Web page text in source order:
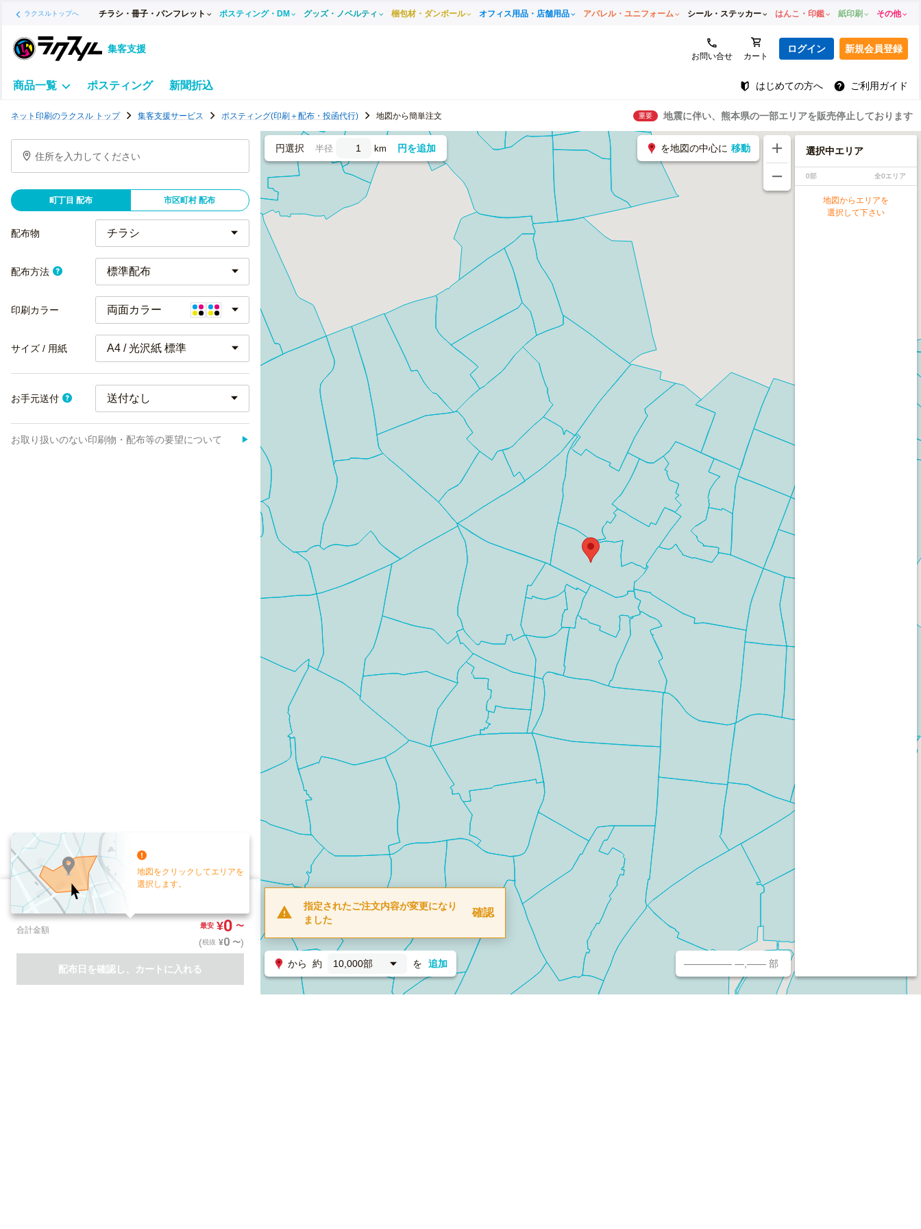
ラクスルトップへ チラシ・冊子・パンフレット ポスティング・DM グッズ・ノベルティ 梱包材・ダンボール オフィス用品・店舗用品 アパレル・ユニフォーム シール・ステッカー はんこ・印鑑 紙印刷 その他
集客支援
お問い合せ カート
ログイン 新規会員登録
商品一覧 ポスティング 新聞折込 はじめての方へ ご利用ガイド
テ
グ
ラ
ネット印刷のラクスル トップ 集客支援サービス ポスティング(印刷＋配布・投函代行) 地図から簡単注文 重要 地震に伴い、熊本県の一部エリアを販売停止しております
住所を入力してください
町丁目 配布 市区町村 配布
配布物
配布方法 標準配布
印刷カラー 両面カラー
サイズ / 用紙 A4 / 光沢紙 標準
お手元送付
お取り扱いのない印刷物・配布等の要望について ▶
地図をクリックしてエリアを
選択します。
配布部数
お手元送付
合計金額 最安 ¥0 〜
(税抜 ¥0 〜)
配布日を確認し、カートに入れる
円選択 半径 km 円を追加
指定されたご注文内容が変更になり
ました
確認
から 約 10,000部 を 追加
を地図の中心に 移動
————— —,—— 部
選択中エリア
0部 全0エリア
地図からエリアを
選択して下さい